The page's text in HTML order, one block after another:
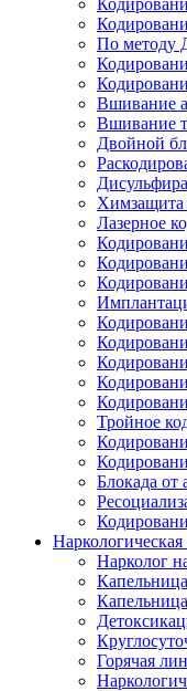
По методу
Вшивание
Вшивание
Двойной
Химзащита
Лазерное
Тройное
Блокада от
Нарколог
Горячая